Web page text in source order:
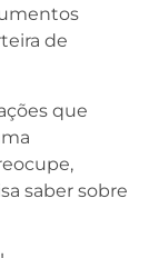
de
que
saber sobre